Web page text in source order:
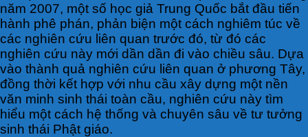
năm 2007, một số học giả Trung Quốc bắt đầu tiến
hành phê phán, phản biện một cách nghiêm túc về
các nghiên cứu liên quan trước đó, từ đó các
nghiên cứu này mới dần dần đi vào chiều sâu. Dựa
vào thành quả nghiên cứu liên quan ở phương Tây,
đồng thời kết hợp với nhu cầu xây dựng một nền
văn minh sinh thái toàn cầu, nghiên cứu này tìm
hiểu một cách hệ thống và chuyên sâu về tư tưởng
sinh thái Phật giáo.